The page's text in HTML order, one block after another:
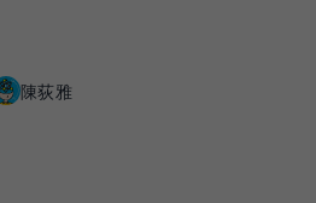
陳荻雅